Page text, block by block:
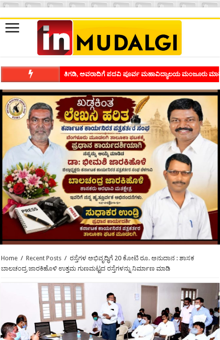
ಶಿವಾಪುರದಲ್ಲಿ ಕವಿಗೋಷ್ಠಿಯ ಸಂಭ್ರಮ ಭಾವನೆಗಳನ್ನು ಕಟ್ಟಿಕೊಡುವ
Home / Recent Posts / ರಸ್ತೆಗಳ ಅಭಿವೃದ್ಧಿಗೆ 20 ಕೋಟಿ ರೂ. ಅನುದಾನ : ಶಾಸಕ
ಬಾಲಚಂದ್ರ ಜಾರಕಿಹೊಳಿ ಉತ್ತಮ ಗುಣಮಟ್ಟದ ರಸ್ತೆಗಳನ್ನು ನಿರ್ಮಾಣ ಮಾಡಿ